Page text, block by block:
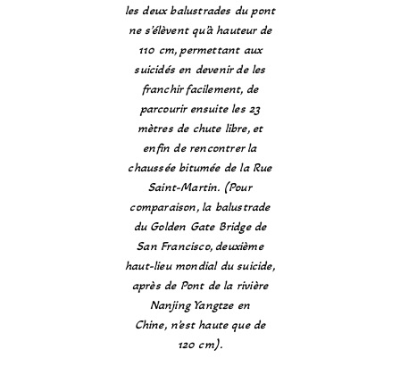
les deux balustrades du pont
ne s’élèvent qu’à hauteur de
110 cm, permettant aux
suicidés en devenir de les
franchir facilement, de
parcourir ensuite les 23
mètres de chute libre, et
enfin de rencontrer la
chaussée bitumée de la Rue
Saint-Martin. (Pour
comparaison, la balustrade
du Golden Gate Bridge de
San Francisco, deuxième
haut-lieu mondial du suicide,
après de Pont de la rivière
Nanjing Yangtze en
Chine, n’est haute que de
120 cm).